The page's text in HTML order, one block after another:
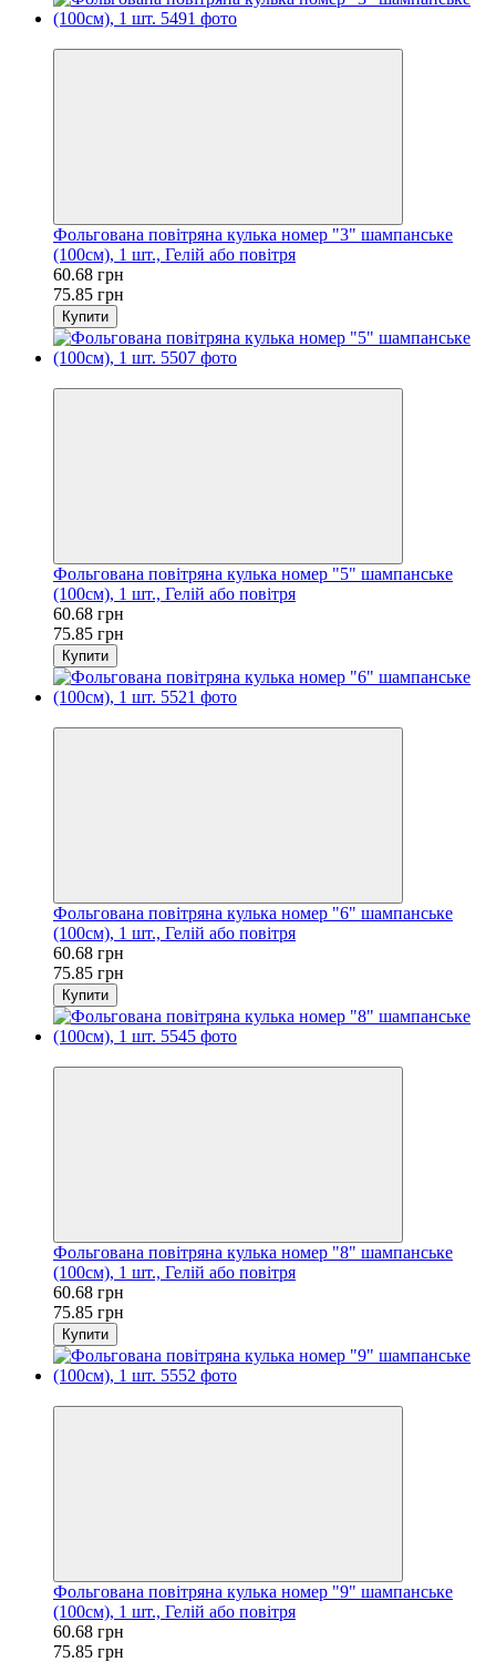
Фольгована повітряна кулька номер "3" шампанське
(100см), 1 шт., Гелій або повітря
60.68 грн
75.85 грн
Купити
Фольгована повітряна кулька номер "5" шампанське
(100см), 1 шт., Гелій або повітря
60.68 грн
75.85 грн
Купити
Фольгована повітряна кулька номер "6" шампанське
(100см), 1 шт., Гелій або повітря
60.68 грн
75.85 грн
Купити
Фольгована повітряна кулька номер "8" шампанське
(100см), 1 шт., Гелій або повітря
60.68 грн
75.85 грн
Купити
Фольгована повітряна кулька номер "9" шампанське
(100см), 1 шт., Гелій або повітря
60.68 грн
75.85 грн